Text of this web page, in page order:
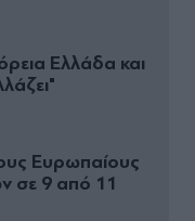
Ελλάδα και
Ευρωπαίους
σε 9 από 11